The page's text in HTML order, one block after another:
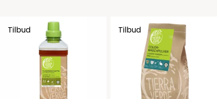
Tilbud Tilbud